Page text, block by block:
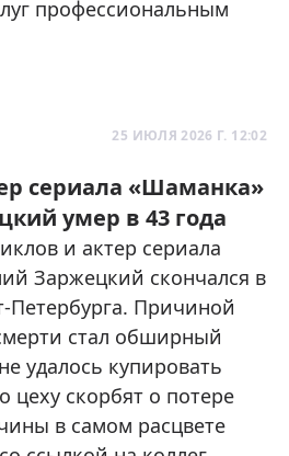
профессиональным
25 ИЮЛЯ 2026 Г. 12:02
сериала «Шаманка»
умер в 43 года
и актер сериала
Заржецкий скончался в
Петербурга. Причиной
стал обширный
удалось купировать
цеху скорбят о потере
в самом расцвете